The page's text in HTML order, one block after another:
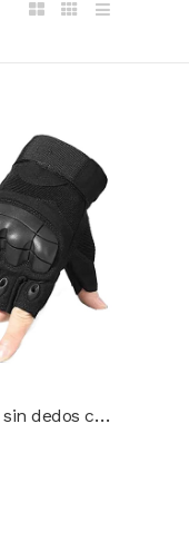
Guantes tácticos sin dedos con nudillos de goma